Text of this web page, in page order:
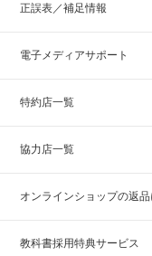
正誤表／補足情報
電子メディアサポート
特約店一覧
協力店一覧
オンラインショップの返
教科書採用特典サービス